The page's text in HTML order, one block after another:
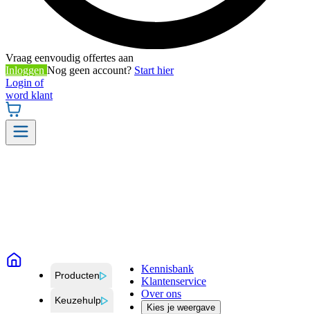
Vraag eenvoudig offertes aan
Inloggen Nog geen account? Start hier
Login of
word klant
Producten
Keuzehulp
Kennisbank
Klantenservice
Over ons
Kies je weergave